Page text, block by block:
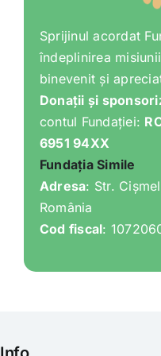
Sprijinul acordat
îndeplinirea
binevenit și
Donații și
contul Fundației:
6951 94XX
Fundația Simile
Adresa: Str.
România
Cod fiscal: